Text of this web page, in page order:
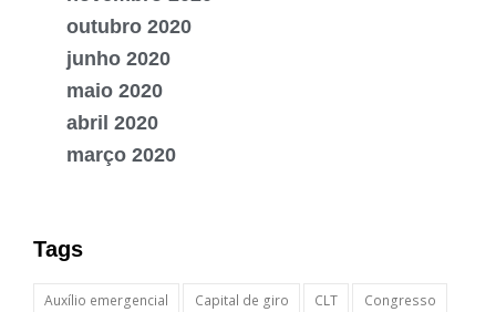
outubro 2020
junho 2020
maio 2020
abril 2020
março 2020
Tags
Auxílio emergencial Capital de giro CLT
Congresso